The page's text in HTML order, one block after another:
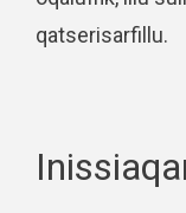
qatserisarfillu.